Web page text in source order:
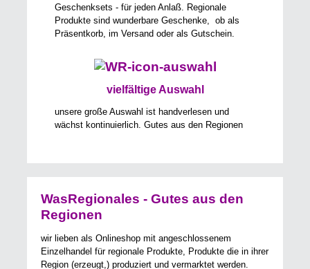
Geschenksets - für jeden Anlaß. Regionale
Produkte sind wunderbare Geschenke, ob als
Präsentkorb, im Versand oder als Gutschein.
vielfältige Auswahl
unsere große Auswahl ist handverlesen und
wächst kontinuierlich. Gutes aus den Regionen
WasRegionales - Gutes aus den
Regionen
wir lieben als Onlineshop mit angeschlossenem
Einzelhandel für regionale Produkte, Produkte die in ihrer
Region (erzeugt,) produziert und vermarktet werden.